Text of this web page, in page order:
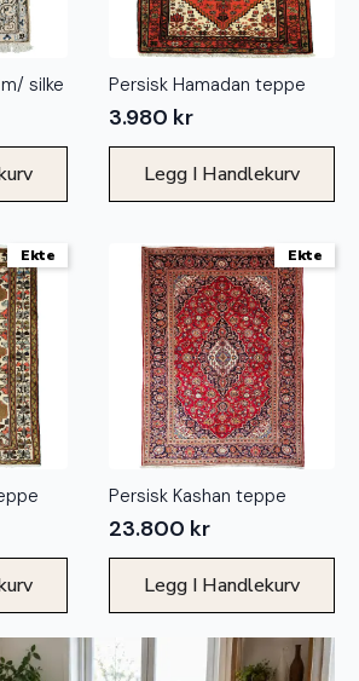
silke Persisk Hamadan teppe
3.980 kr
Legg I Handlekurv
Ekte Ekte
Persisk Kashan teppe
23.800 kr
Legg I Handlekurv